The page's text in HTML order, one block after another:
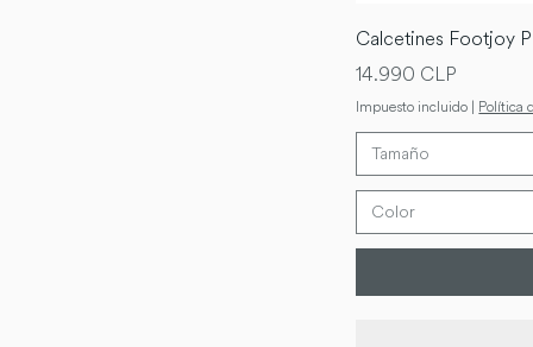
Calcetines Footjoy
Precio
14.990 CLP
Impuesto incluido | Política
Tamaño
Color